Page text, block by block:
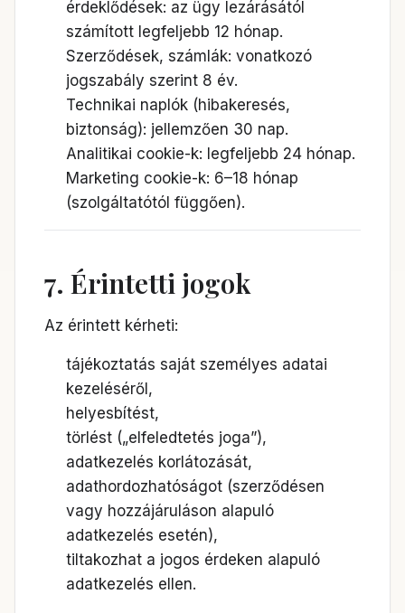
érdeklődések: az ügy lezárásától
számított legfeljebb 12 hónap.
Szerződések, számlák: vonatkozó
jogszabály szerint 8 év.
Technikai naplók (hibakeresés,
biztonság): jellemzően 30 nap.
Analitikai cookie-k: legfeljebb 24 hónap.
Marketing cookie-k: 6–18 hónap
(szolgáltatótól függően).
7. Érintetti jogok
Az érintett kérheti:
tájékoztatás saját személyes adatai
kezeléséről,
helyesbítést,
törlést („elfeledtetés joga”),
adatkezelés korlátozását,
adathordozhatóságot (szerződésen
vagy hozzájáruláson alapuló
adatkezelés esetén),
tiltakozhat a jogos érdeken alapuló
adatkezelés ellen.